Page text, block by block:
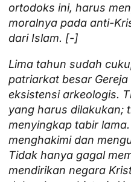
ortodoks ini, harus
moralnya pada anti-
dari Islam. [-]
Lima tahun sudah
patriarkat besar
eksistensi arkeologis.
yang harus dilakukan;
menyingkap tabir
menghakimi dan
Tidak hanya gagal
mendirikan negara